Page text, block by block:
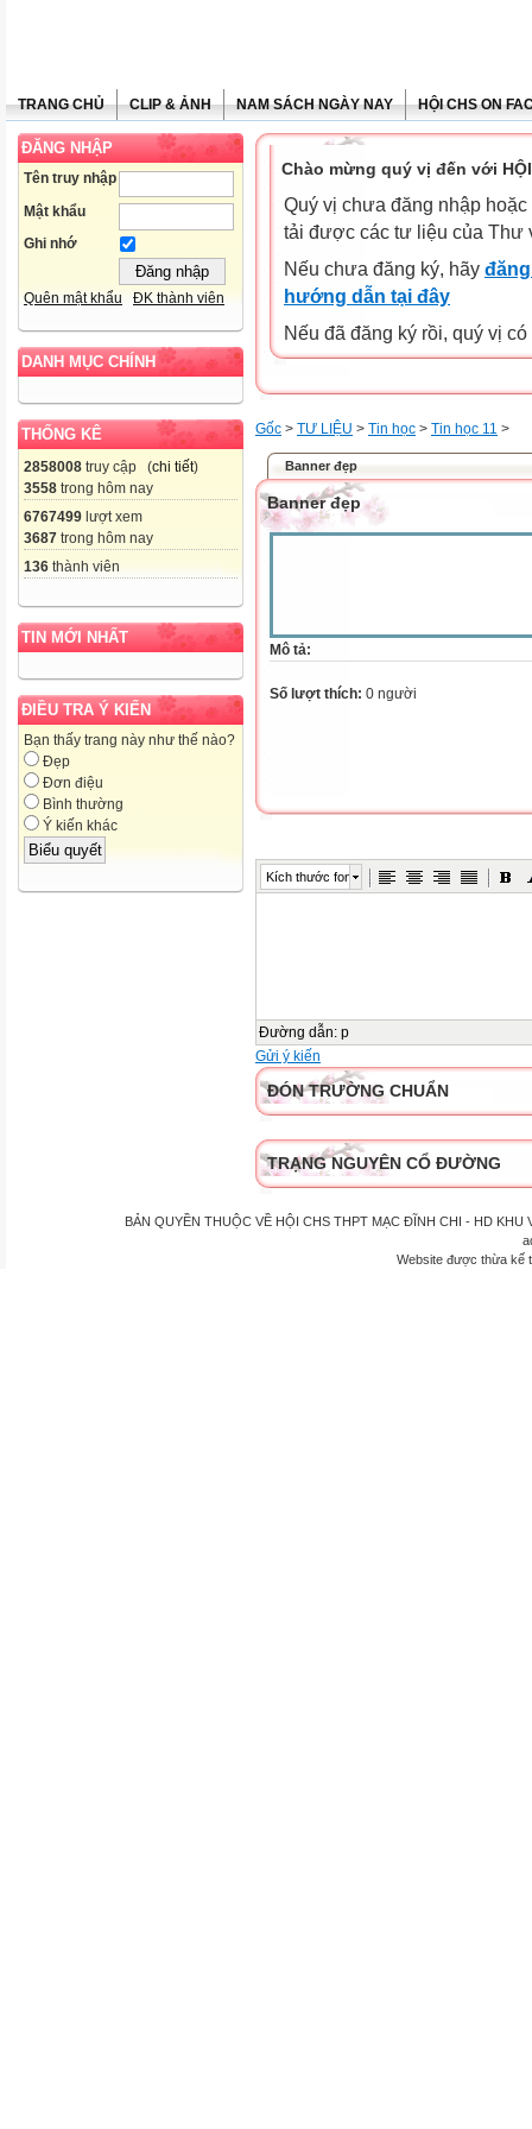
TRANG CHỦ CLIP & ẢNH NAM SÁCH NGÀY NAY HỘI CHS ON
ĐĂNG NHẬP
Tên truy nhập
Mật khẩu
Ghi nhớ
Quên mật khẩu ĐK thành viên
DANH MỤC CHÍNH
THỐNG KÊ
2858008 truy cập (chi tiết)
3558 trong hôm nay
6767499 lượt xem
3687 trong hôm nay
136 thành viên
TIN MỚI NHẤT
ĐIỀU TRA Ý KIẾN
Bạn thấy trang này như thế nào?
Đẹp
Đơn điệu
Bình thường
Ý kiến khác
Chào mừng quý vị đến với HỘI
Quý vị chưa đăng nhập
tải được các tư liệu của Thư
Nếu chưa đăng ký, hãy
hướng dẫn tại đây
Nếu đã đăng ký rồi, quý vị
Gốc > TƯ LIỆU > Tin học > Tin học 11 >
Banner đẹp
Banner đẹp
Mô tả:
Số lượt thích: 0 người
Kích thước font
Đường dẫn: p
Gửi ý kiến
ĐÓN TRƯỜNG CHUẨN
TRẠNG NGUYÊN CỔ ĐƯỜNG
BẢN QUYỀN THUỘC VỀ HỘI CHS THPT MẠC ĐĨNH CHI - HD
Website được thừa kế